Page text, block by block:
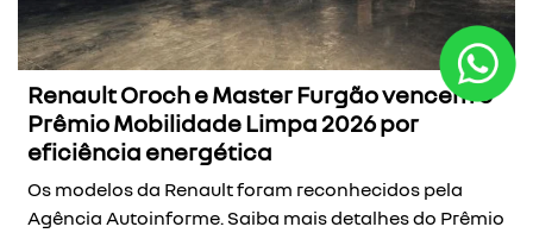
Renault Oroch e Master Furgão vencem o
Prêmio Mobilidade Limpa 2026 por
eficiência energética
Os modelos da Renault foram reconhecidos pela
Agência Autoinforme. Saiba mais detalhes do Prêmio